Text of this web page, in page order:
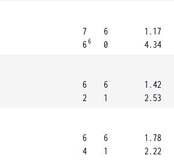
7
66
6
0
1.17
4.34
6
2
6
1
1.42
2.53
6
4
6
1
1.78
2.22